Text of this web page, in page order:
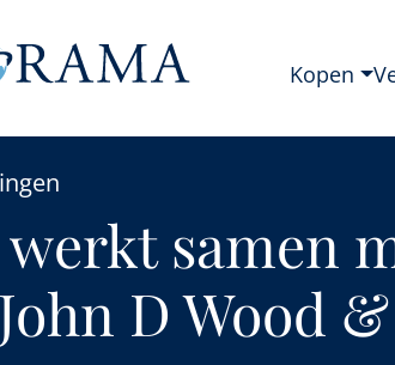
Kopen
samen
D Wood &